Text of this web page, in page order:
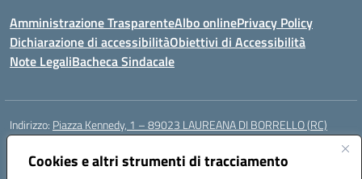
Cookies e altri strumenti di tracciamento
Amministrazione TrasparenteAlbo onlinePrivacy Policy
Dichiarazione di accessibilitàObiettivi di Accessibilità
Note LegaliBacheca Sindacale
Indirizzo: Piazza Kennedy, 1 – 89023 LAUREANA DI BORRELLO (RC)
Centralino:
Posta elettronica certificata (PEC):rcic84800t@pec.istruzione.it